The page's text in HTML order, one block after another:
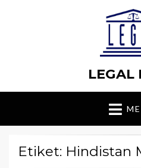
LEGAL
Etiket: Hindistan